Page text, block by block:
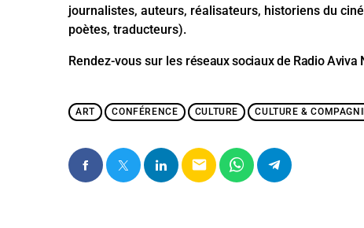
journalistes, auteurs, réalisateurs, historiens du
poètes, traducteurs).
Rendez-vous sur les réseaux sociaux de Radio Aviva
ART CONFÉRENCE CULTURE CULTURE &
email